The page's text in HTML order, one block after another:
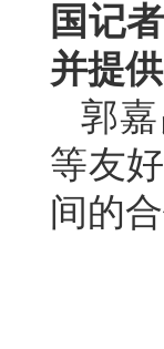
国记
并提
郭
等友
间的合